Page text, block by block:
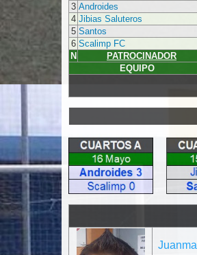
3 Androides
4 Jibias Saluteros
5 Santos
6 Scalimp FC
N
PATROCINADOR
EQUIPO
Juanma